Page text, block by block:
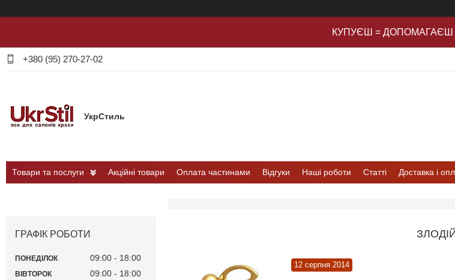
КУПУЄШ = ДОПОМАГАЄШ
+380 (95) 270-27-02
УкрСтиль
Товари та послуги Акційні товари Оплата частинами Відгуки Наші роботи Статті Доставка і
12 серпня 2014
ГРАФІК РОБОТИ
ПОНЕДІЛОК 09:00 18:00
ВІВТОРОК 09:00 18:00